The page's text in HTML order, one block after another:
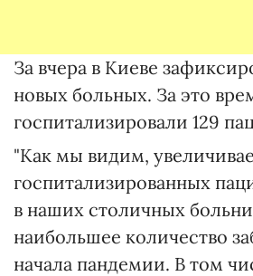
За вчера в Киеве
новых больных. За это
госпитализировали 129
"Как мы видим,
госпитализированных
в наших столичных
наибольшее количество
начала пандемии. В том